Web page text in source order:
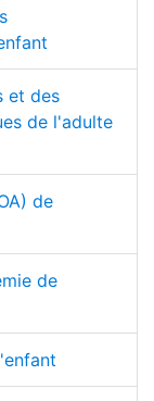
et des
de l'adulte
de
de